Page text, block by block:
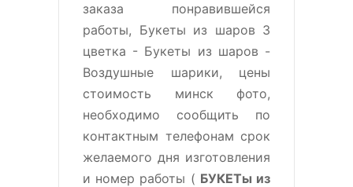
заказа понравившейся
работы, Букеты из шаров 3
цветка - Букеты из шаров -
Воздушные шарики, цены
стоимость минск фото,
необходимо сообщить по
контактным телефонам срок
желаемого дня изготовления
и номер работы ( БУКЕТы из